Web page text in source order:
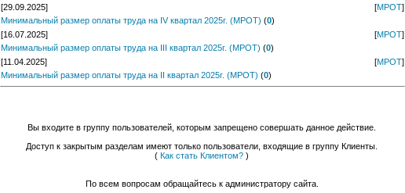
[29.09.2025]
[МРОТ]
Минимальный размер оплаты труда на IV квартал 2025г. (МРОТ) (0)
[16.07.2025]
[МРОТ]
Минимальный размер оплаты труда на III квартал 2025г. (МРОТ) (0)
[11.04.2025]
[МРОТ]
Минимальный размер оплаты труда на II квартал 2025г. (МРОТ) (0)
Вы входите в группу пользователей, которым запрещено совершать данное действие.
Доступ к закрытым разделам имеют только пользователи, входящие в группу Клиенты.
( Как стать Клиентом? )
По всем вопросам обращайтесь к администратору сайта.